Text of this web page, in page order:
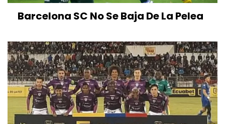
Barcelona SC No Se Baja De La Pelea